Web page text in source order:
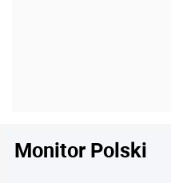
Monitor Polski